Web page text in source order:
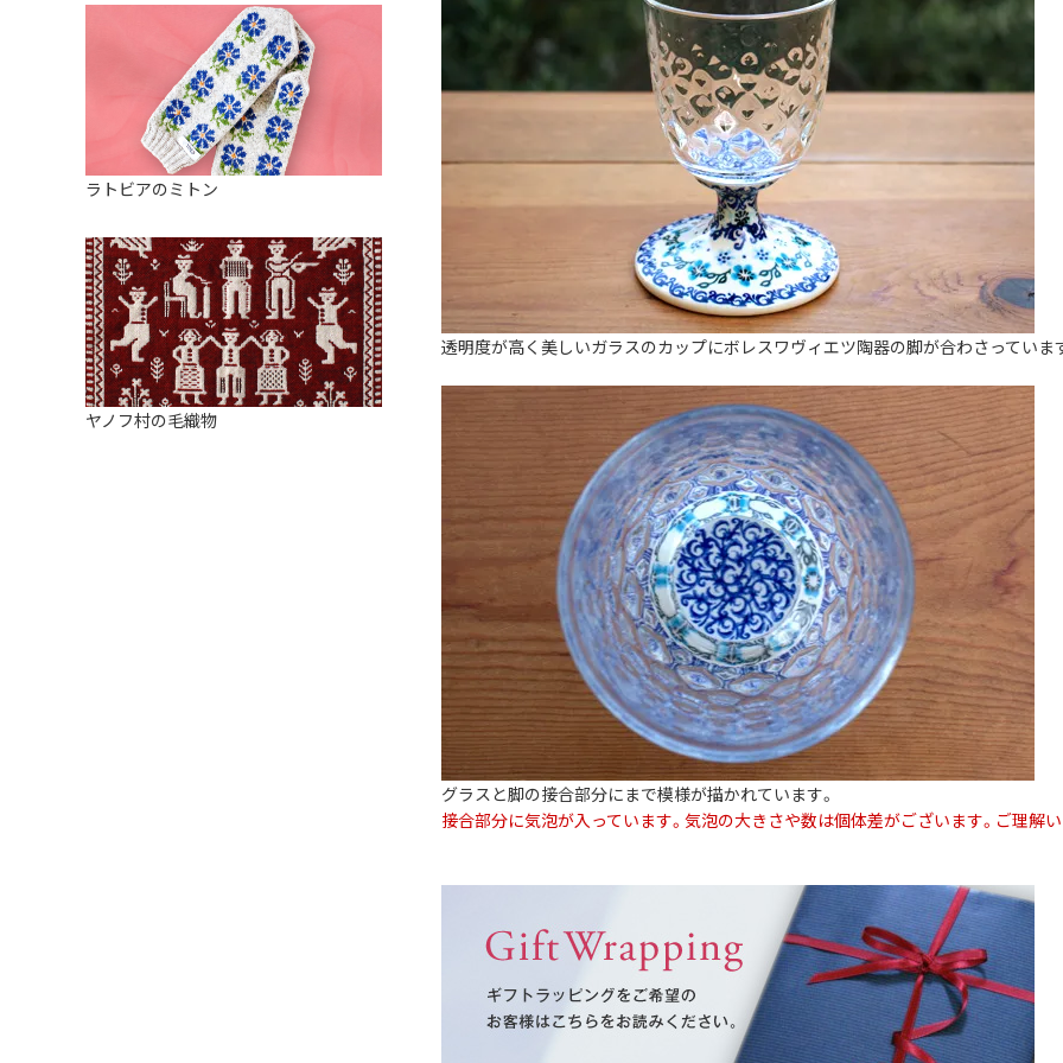
透明度が高く美しいガラスのカップにボレスワヴィエツ陶器の脚が合わさっていま
グラスと脚の接合部分にまで模様が描かれています。
接合部分に気泡が入っています。気泡の大きさや数は個体差がございます。ご理解
ラトビアのミトン
ヤノフ村の毛織物